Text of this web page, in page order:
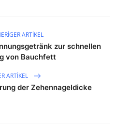
ARTIKEL
zur schnellen
von Bauchfett
ARTIKEL
der Zehennageldicke